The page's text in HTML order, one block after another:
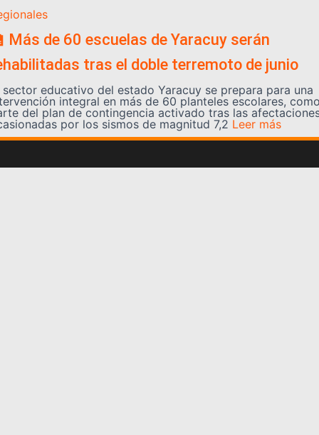
Más de 60 escuelas de Yaracuy serán
tras el doble terremoto de junio
sector educativo del estado Yaracuy se prepara para una
integral en más de 60 planteles escolares,
del plan de contingencia activado tras las
por los sismos de magnitud 7,2 Leer más